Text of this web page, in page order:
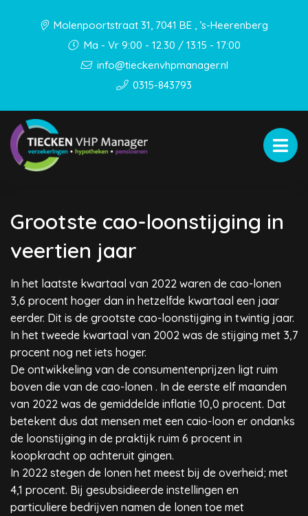
Molenpoortstraat 31, 7041 BE , ’s-Heerenberg
Ma - Vr 9:00 - 12.30 / 13.15 - 17:00
info@tieckenvhpmanager.nl
0315-843793
Grootste cao-loonstijging in
veertien jaar
In het laatste kwartaal van 2022 waren de cao-lonen
3,6 procent hoger dan in hetzelfde kwartaal een jaar
eerder. Dit is de grootste cao-loonstijging in twintig jaar.
In het tweede kwartaal van 2002 was de stijging met 3,7
procent nog net iets hoger.
De ontwikkeling van de consumentenprijzen ligt ruim
boven die van de cao-lonen . In de eerste elf maanden
van 2022 was de gemiddelde inflatie 10,0 procent. Dat
betekent dus dat mensen met een caio-loon er ondanks
de loonstijging in de praktijk ruim 6 procent in
koopkracht op achteruit gingen.
In 2022 stegen de lonen het meest bij de overheid; met
4,1 procent. Bij gesubsidieerde instellingen en
particuliere bedrijven namen de lonen toe met